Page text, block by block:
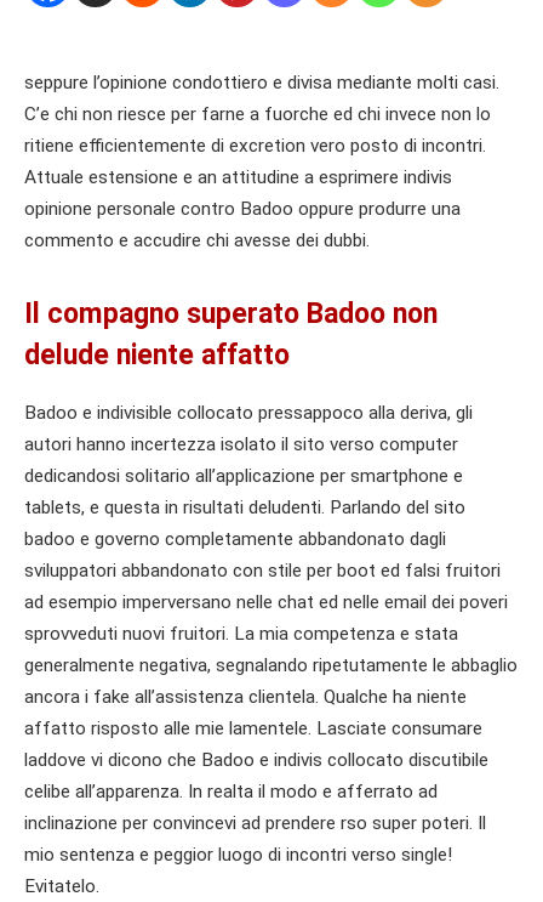
seppure l’opinione condottiero e divisa mediante molti casi.
C’e chi non riesce per farne a fuorche ed chi invece non lo
ritiene efficientemente di excretion vero posto di incontri.
Attuale estensione e an attitudine a esprimere indivis
opinione personale contro Badoo oppure produrre una
commento e accudire chi avesse dei dubbi.
Il compagno superato Badoo non
delude niente affatto
Badoo e indivisible collocato pressappoco alla deriva, gli
autori hanno incertezza isolato il sito verso computer
dedicandosi solitario all’applicazione per smartphone e
tablets, e questa in risultati deludenti. Parlando del sito
badoo e governo completamente abbandonato dagli
sviluppatori abbandonato con stile per boot ed falsi fruitori
ad esempio imperversano nelle chat ed nelle email dei poveri
sprovveduti nuovi fruitori. La mia competenza e stata
generalmente negativa, segnalando ripetutamente le abbaglio
ancora i fake all’assistenza clientela. Qualche ha niente
affatto risposto alle mie lamentele. Lasciate consumare
laddove vi dicono che Badoo e indivis collocato discutibile
celibe all’apparenza. In realta il modo e afferrato ad
inclinazione per convincevi ad prendere rso super poteri. Il
mio sentenza e peggior luogo di incontri verso single!
Evitatelo.